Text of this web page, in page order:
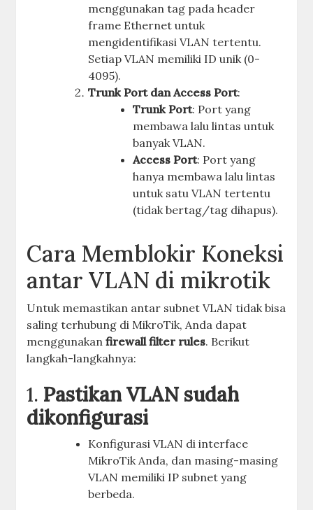
menggunakan tag pada header
frame Ethernet untuk
mengidentifikasi VLAN tertentu.
Setiap VLAN memiliki ID unik (0-
4095).
Trunk Port dan Access Port:
Trunk Port: Port yang
membawa lalu lintas untuk
banyak VLAN.
Access Port: Port yang
hanya membawa lalu lintas
untuk satu VLAN tertentu
(tidak bertag/tag dihapus).
Cara Memblokir Koneksi
antar VLAN di mikrotik
Untuk memastikan antar subnet VLAN tidak bisa
saling terhubung di MikroTik, Anda dapat
menggunakanfirewall filter rules. Berikut
langkah-langkahnya:
1. Pastikan VLAN sudah
dikonfigurasi
Konfigurasi VLAN di interface
MikroTik Anda, dan masing-masing
VLAN memiliki IP subnet yang
berbeda.